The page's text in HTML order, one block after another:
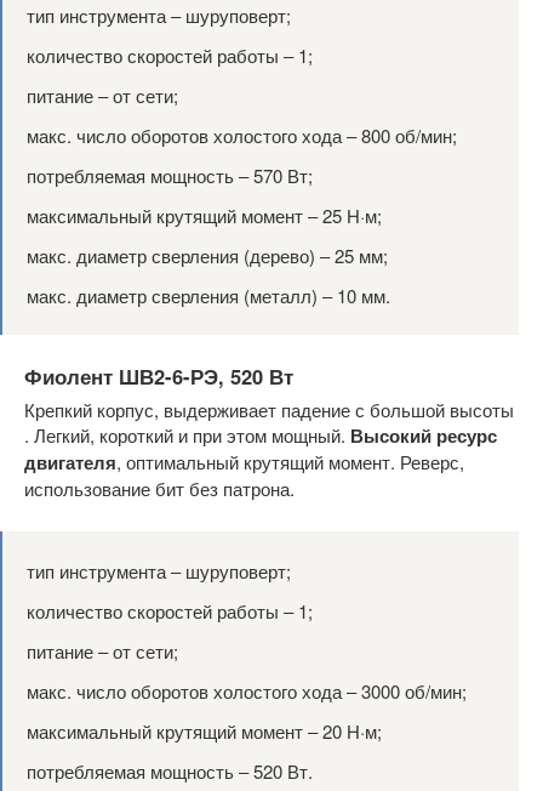
тип инструмента ‒ шуруповерт;
количество скоростей работы ‒ 1;
питание ‒ от сети;
макс. число оборотов холостого хода ‒ 800 об/мин;
потребляемая мощность ‒ 570 Вт;
максимальный крутящий момент ‒ 25 Н·м;
макс. диаметр сверления (дерево) ‒ 25 мм;
макс. диаметр сверления (металл) ‒ 10 мм.
Фиолент ШВ2-6-РЭ, 520 Вт
Крепкий корпус, выдерживает падение с большой высоты
. Легкий, короткий и при этом мощный. Высокий ресурс
двигателя, оптимальный крутящий момент. Реверс,
использование бит без патрона.
тип инструмента ‒ шуруповерт;
количество скоростей работы ‒ 1;
питание ‒ от сети;
макс. число оборотов холостого хода ‒ 3000 об/мин;
максимальный крутящий момент ‒ 20 Н·м;
потребляемая мощность ‒ 520 Вт.